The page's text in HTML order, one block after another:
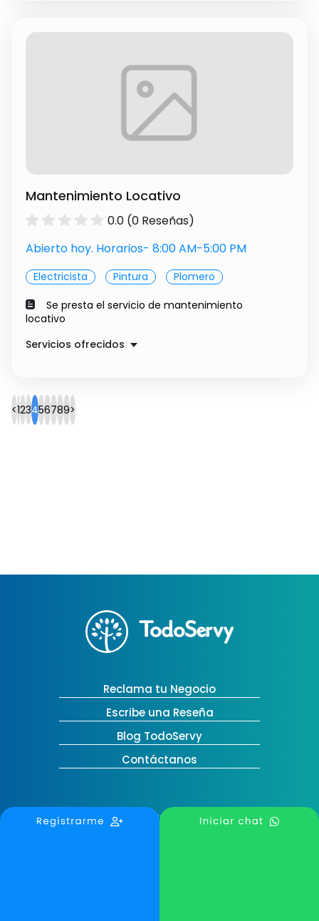
Mantenimiento Locativo
0.0 (0 Reseñas)
Abierto hoy. Horarios- 8:00 AM-5:00 PM
Electricista Pintura
Plomero
Se presta el servicio de mantenimiento
locativo
Servicios ofrecidos
<123456789>
Reclama tu Negocio
Escribe una Reseña
Blog TodoServy
Contáctanos
Medellín, Colombia